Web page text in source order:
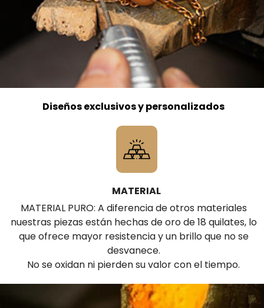
Diseños exclusivos y personalizados
MATERIAL
MATERIAL PURO: A diferencia de otros materiales
nuestras piezas están hechas de oro de 18 quilates, lo
que ofrece mayor resistencia y un brillo que no se
desvanece.
No se oxidan ni pierden su valor con el tiempo.